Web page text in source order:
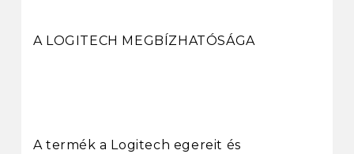
A LOGITECH MEGBÍZHATÓSÁGA
A termék a Logitech egereit és